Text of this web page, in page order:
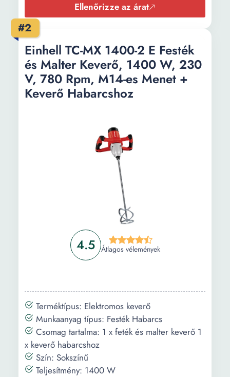
Ellenőrizze az árat
#2
4.5 Átlagos vélemények
Einhell TC-MX 1400-2 E Festék
és Malter Keverő, 1400 W, 230
V, 780 Rpm, M14-es Menet +
Keverő Habarcshoz
Terméktípus: Elektromos keverő
Munkaanyag típus: Festék Habarcs
Csomag tartalma: 1 x feték és malter keverő 1
x keverő habarcshoz
Szín: Sokszínű
Teljesítmény: 1400 W